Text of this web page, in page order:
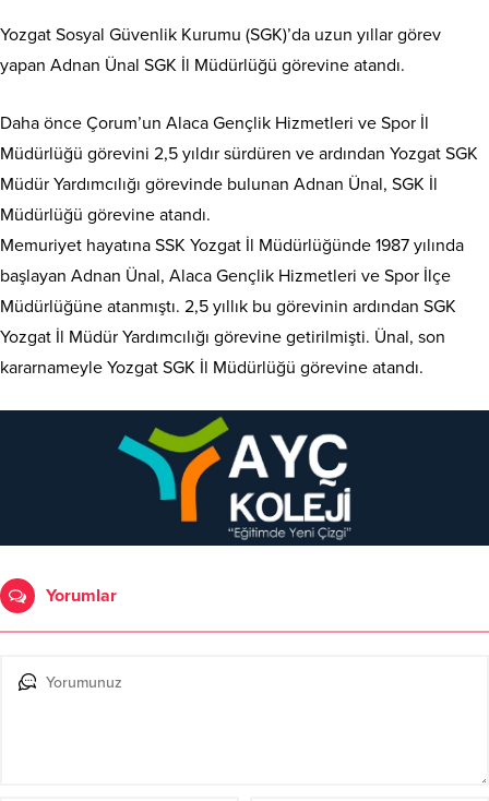
Yozgat Sosyal Güvenlik Kurumu (SGK)’da uzun yıllar görev
yapan Adnan Ünal SGK İl Müdürlüğü görevine atandı.
Daha önce Çorum’un Alaca Gençlik Hizmetleri ve Spor İl
Müdürlüğü görevini 2,5 yıldır sürdüren ve ardından Yozgat SGK
Müdür Yardımcılığı görevinde bulunan Adnan Ünal, SGK İl
Müdürlüğü görevine atandı.
Memuriyet hayatına SSK Yozgat İl Müdürlüğünde 1987 yılında
başlayan Adnan Ünal, Alaca Gençlik Hizmetleri ve Spor İlçe
Müdürlüğüne atanmıştı. 2,5 yıllık bu görevinin ardından SGK
Yozgat İl Müdür Yardımcılığı görevine getirilmişti. Ünal, son
kararnameyle Yozgat SGK İl Müdürlüğü görevine atandı.
Yorumlar